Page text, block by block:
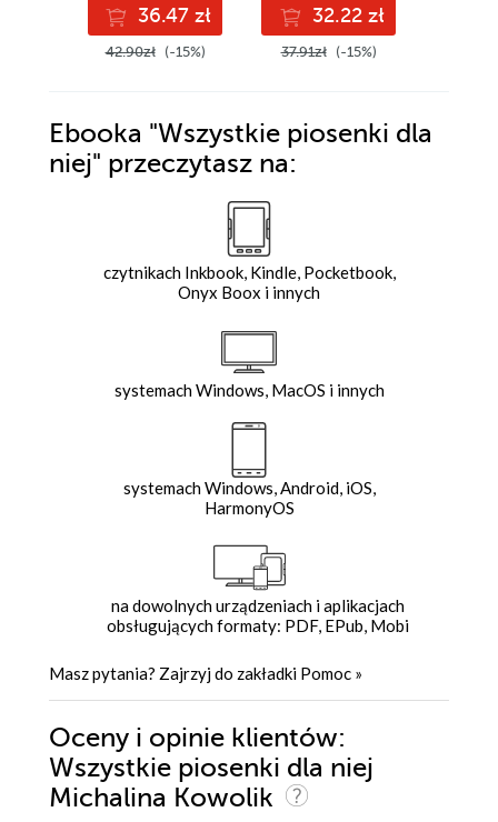
36.47 zł
42.90zł (-15%)
32.22 zł
37.91zł (-15%)
Ebooka "Wszystkie piosenki dla
niej" przeczytasz na:
czytnikach Inkbook, Kindle, Pocketbook,
Onyx Boox i innych
systemach Windows, MacOS i innych
systemach Windows, Android, iOS,
HarmonyOS
na dowolnych urządzeniach i aplikacjach
obsługujących formaty: PDF, EPub, Mobi
Masz pytania? Zajrzyj do zakładki Pomoc »
Oceny i opinie klientów:
Wszystkie piosenki dla niej
Michalina Kowolik